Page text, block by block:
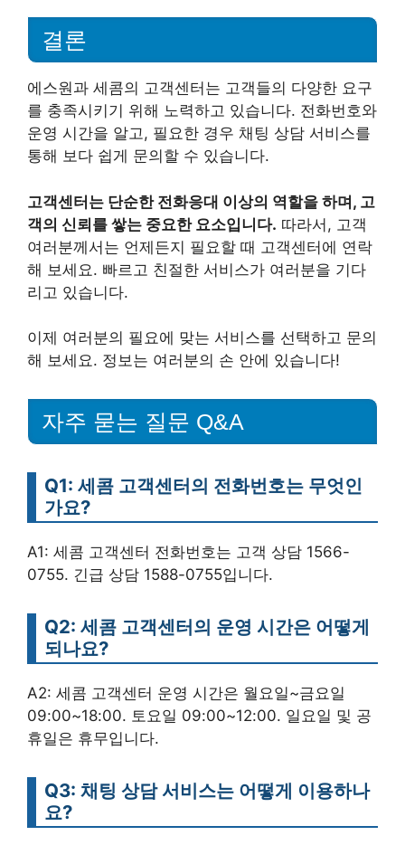
결론
에스원과 세콤의 고객센터는 고객들의 다양한 요구
를 충족시키기 위해 노력하고 있습니다. 전화번호와
운영 시간을 알고, 필요한 경우 채팅 상담 서비스를
통해 보다 쉽게 문의할 수 있습니다.
고객센터는 단순한 전화응대 이상의 역할을 하며, 고
객의 신뢰를 쌓는 중요한 요소입니다. 따라서, 고객
여러분께서는 언제든지 필요할 때 고객센터에 연락
해 보세요. 빠르고 친절한 서비스가 여러분을 기다
리고 있습니다.
이제 여러분의 필요에 맞는 서비스를 선택하고 문의
해 보세요. 정보는 여러분의 손 안에 있습니다!
자주 묻는 질문 Q&A
Q1: 세콤 고객센터의 전화번호는 무엇인
가요?
A1: 세콤 고객센터 전화번호는 고객 상담 1566-
0755. 긴급 상담 1588-0755입니다.
Q2: 세콤 고객센터의 운영 시간은 어떻게
되나요?
A2: 세콤 고객센터 운영 시간은 월요일~금요일
09:00~18:00. 토요일 09:00~12:00. 일요일 및 공
휴일은 휴무입니다.
Q3: 채팅 상담 서비스는 어떻게 이용하나
요?